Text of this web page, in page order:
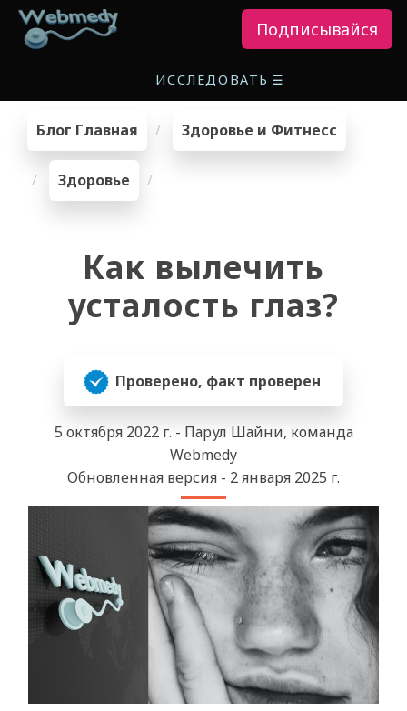
Подписывайся
ИССЛЕДОВАТЬ ☰
Блог Главная Здоровье и Фитнесс
Здоровье
Как вылечить
усталость глаз?
Проверено, факт проверен
5 октября 2022 г. - Парул Шайни, команда
Webmedy
Обновленная версия - 2 января 2025 г.